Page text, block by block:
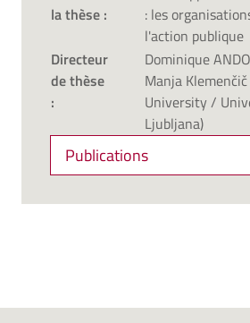
la thèse :
: les
l'action publique
Directeur
de thèse
:
Dominique
Manja
University /
Ljubljana)
Publications